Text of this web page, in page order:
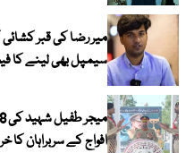
میر رضا کی قبر کشائی
سیمپل بھی لینے کا
افواج کے سربراہان کا